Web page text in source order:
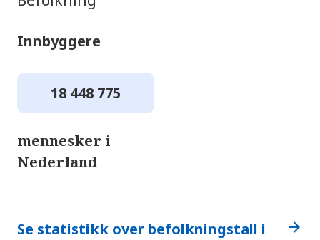
Innbyggere
18 448 775
mennesker i
Nederland
Se statistikk over befolkningstall i
arrow_forward